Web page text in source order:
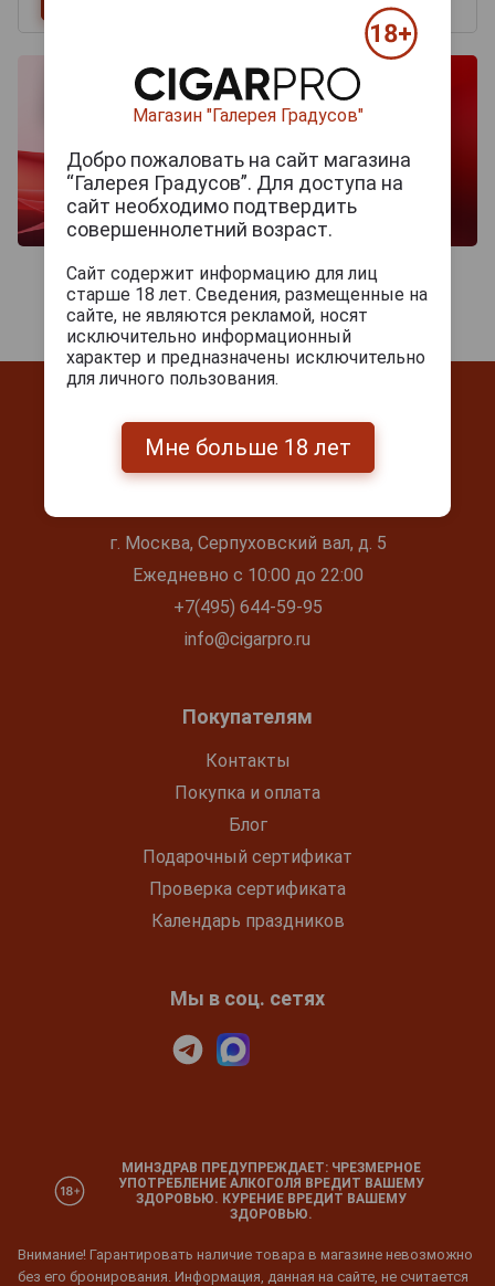
г. Москва, Серпуховский вал, д. 5
Ежедневно с 10:00 до 22:00
+7(495) 644-59-95
info@cigarpro.ru
Покупателям
Контакты
Покупка и оплата
Блог
Подарочный сертификат
Проверка сертификата
Календарь праздников
Мы в соц. сетях
МИНЗДРАВ ПРЕДУПРЕЖДАЕТ: ЧРЕЗМЕРНОЕ
УПОТРЕБЛЕНИЕ АЛКОГОЛЯ ВРЕДИТ ВАШЕМУ
ЗДОРОВЬЮ. КУРЕНИЕ ВРЕДИТ ВАШЕМУ
ЗДОРОВЬЮ.
Внимание! Гарантировать наличие товара в магазине невозможно
без его бронирования. Информация, данная на сайте, не считается
Магазин "Галерея Градусов"
Добро пожаловать на сайт магазина
“Галерея Градусов”. Для доступа на
сайт необходимо подтвердить
совершеннолетний возраст.
Сайт содержит информацию для лиц
старше 18 лет. Сведения, размещенные на
сайте, не являются рекламой, носят
исключительно информационный
характер и предназначены исключительно
для личного пользования.
Мне больше 18 лет